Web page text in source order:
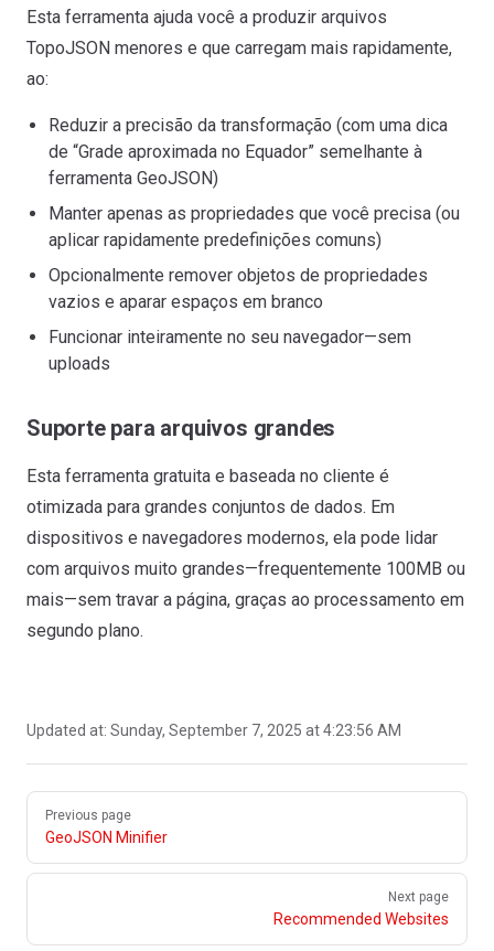
Esta ferramenta ajuda você a produzir arquivos
TopoJSON menores e que carregam mais rapidamente,
ao:
Reduzir a precisão da transformação (com uma dica
de “Grade aproximada no Equador” semelhante à
ferramenta GeoJSON)
Manter apenas as propriedades que você precisa (ou
aplicar rapidamente predefinições comuns)
Opcionalmente remover objetos de propriedades
vazios e aparar espaços em branco
Funcionar inteiramente no seu navegador—sem
uploads
Suporte para arquivos grandes
Esta ferramenta gratuita e baseada no cliente é
otimizada para grandes conjuntos de dados. Em
dispositivos e navegadores modernos, ela pode lidar
com arquivos muito grandes—frequentemente 100MB ou
mais—sem travar a página, graças ao processamento em
segundo plano.
Updated at: Sunday, September 7, 2025 at 4:23:56 AM
Pager
Previous page
GeoJSON Minifier
Next page
Recommended Websites